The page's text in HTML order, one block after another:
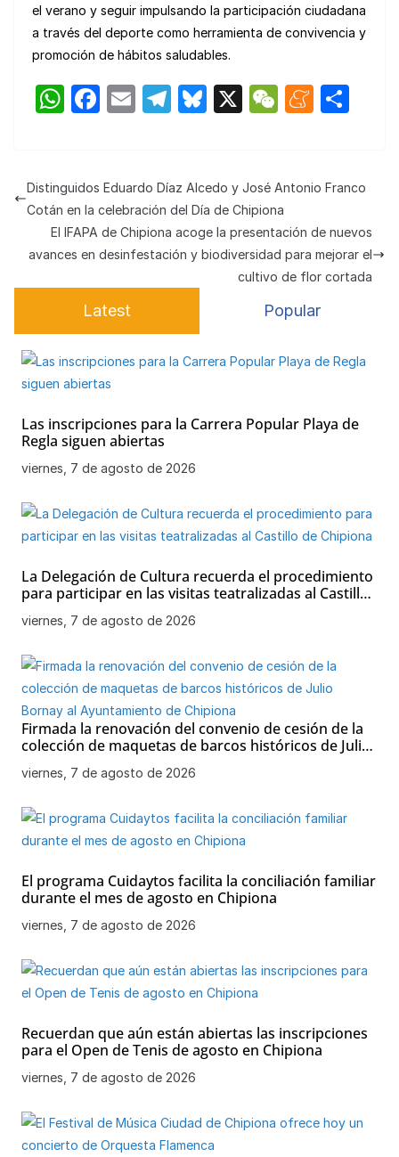
el verano y seguir impulsando la participación ciudadana
a través del deporte como herramienta de convivencia y
promoción de hábitos saludables.
W
s
A
p
p
F
e
b
o
o
k
E
T
gr
a
m
Bl
s
k
y
X
W
h
at
M
e
m
e
p
tir
Distinguidos Eduardo Díaz Alcedo y José Antonio Franco
Cotán en la celebración del Día de Chipiona
El IFAPA de Chipiona acoge la presentación de nuevos
avances en desinfestación y biodiversidad para mejorar el
cultivo de flor cortada
Latest Popular
Las inscripciones para la Carrera Popular Playa de
Regla siguen abiertas
viernes, 7 de agosto de 2026
La Delegación de Cultura recuerda el procedimiento
para participar en las visitas teatralizadas al Castillo
de Chipiona
viernes, 7 de agosto de 2026
Firmada la renovación del convenio de cesión de la
colección de maquetas de barcos históricos de Julio
Bornay al Ayuntamiento de Chipiona
viernes, 7 de agosto de 2026
El programa Cuidaytos facilita la conciliación familiar
durante el mes de agosto en Chipiona
viernes, 7 de agosto de 2026
Recuerdan que aún están abiertas las inscripciones
para el Open de Tenis de agosto en Chipiona
viernes, 7 de agosto de 2026